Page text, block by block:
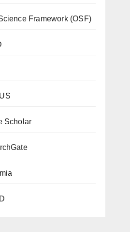
Framework (OSF)
Scholar